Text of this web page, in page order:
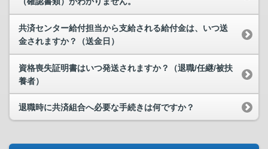
共済センター給付担当から支給される給付金は、いつ送
金されますか？（送金日）
資格喪失証明書はいつ発送されますか？（退職/任継/被扶
養者）
退職時に共済組合へ必要な手続きは何ですか？